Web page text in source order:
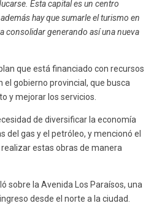
Esta capital es un centro
hay que sumarle el turismo en
consolidar generando así una nueva
que está financiado con recursos
el gobierno provincial, que busca
y mejorar los servicios.
de diversificar la economía
del gas y el petróleo, y mencionó el
estas obras de manera
sobre la Avenida Los Paraísos, una
desde el norte a la ciudad.